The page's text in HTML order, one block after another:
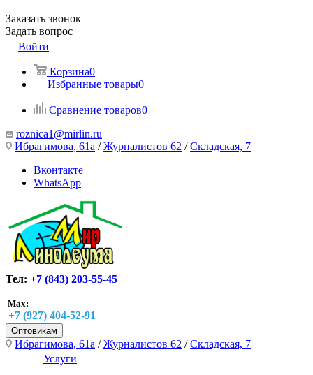
Заказать звонок
Задать вопрос
Войти
Корзина0
Избранные товары0
Сравнение товаров0
roznica1@mirlin.ru
Ибрагимова, 61а /Журналистов 62 /Складская, 7
Вконтакте
WhatsApp
Тел: +7 (843) 203-55-45
Max:
+7 (927) 404-52-91
Оптовикам
Ибрагимова, 61а /Журналистов 62 /Складская, 7
Услуги